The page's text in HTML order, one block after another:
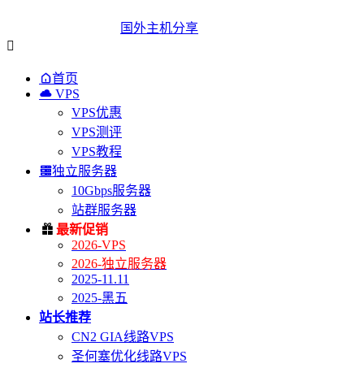
国外主机分享

首页
 VPS
VPS优惠
VPS测评
VPS教程
独立服务器
10Gbps服务器
站群服务器
 最新促销
2026-VPS
2026-独立服务器
2025-11.11
2025-黑五
站长推荐
CN2 GIA线路VPS
圣何塞优化线路VPS